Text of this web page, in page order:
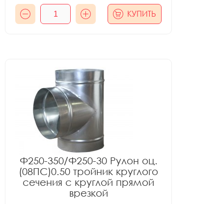
КУПИТЬ
Ф250-350/Ф250-30 Рулон оц.
(08ПС)0.50 тройник круглого
сечения с круглой прямой
врезкой